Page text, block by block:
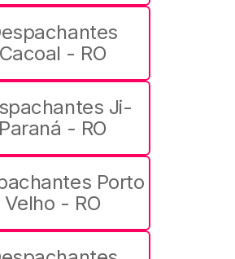
Cacoal - RO
Ji-
Paraná - RO
Porto
Velho - RO